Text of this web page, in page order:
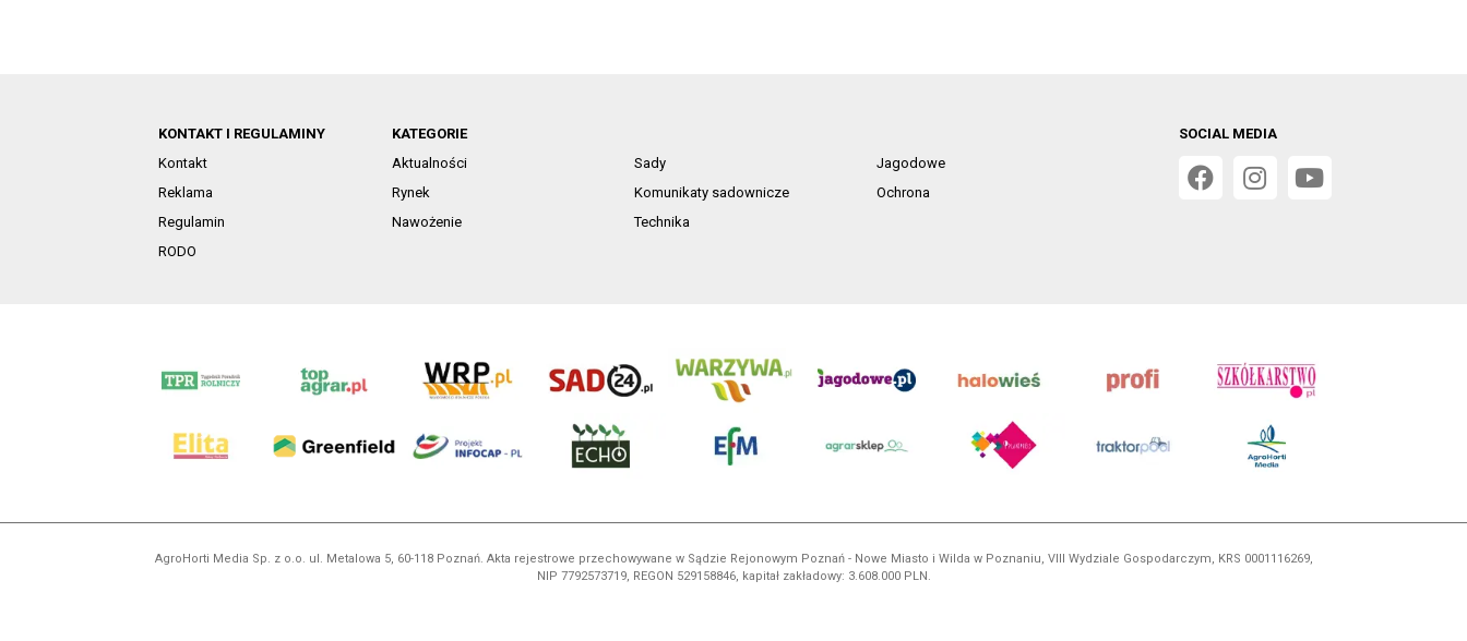
KONTAKT I REGULAMINY
Kontakt
Reklama
Regulamin
RODO
KATEGORIE
Aktualności
Sady
Jagodowe
Rynek
Komunikaty sadownicze
Ochrona
Nawożenie
Technika
SOCIAL MEDIA
AgroHorti Media Sp. z o.o. ul. Metalowa 5, 60-118 Poznań. Akta rejestrowe przechowywane w Sądzie Rejonowym Poznań - Nowe Miasto i Wilda w Poznaniu, VIII Wydziale Gospodarczym, KRS 0001116269,
NIP 7792573719, REGON 529158846, kapitał zakładowy: 3.608.000 PLN.